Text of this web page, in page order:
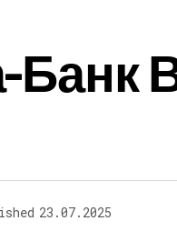
23.07.2025